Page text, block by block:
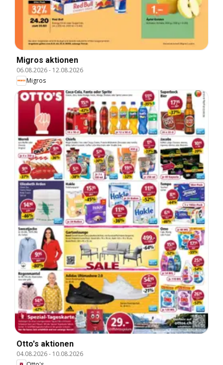
Migros aktionen
06.08.2026- 12.08.2026
Migros
Otto's aktionen
04.08.2026- 10.08.2026